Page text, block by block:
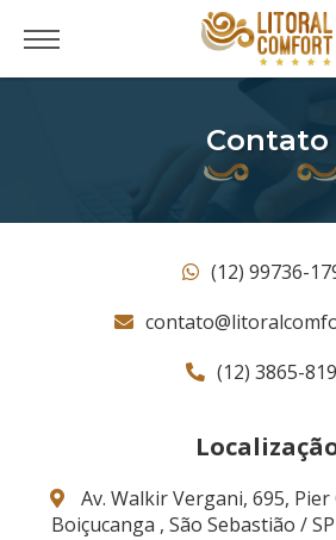
Contato
(12) 99736-
(12) 3865-
Av. Walkir Vergani, 695, Pier
Boiçucanga , São Sebastião / SP